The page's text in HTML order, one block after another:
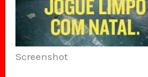
Screenshot